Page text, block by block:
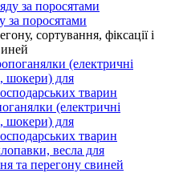
за поросятами
сортування, фіксації і
(електричні
шокери) для
тварин
весла для
та перегону свиней